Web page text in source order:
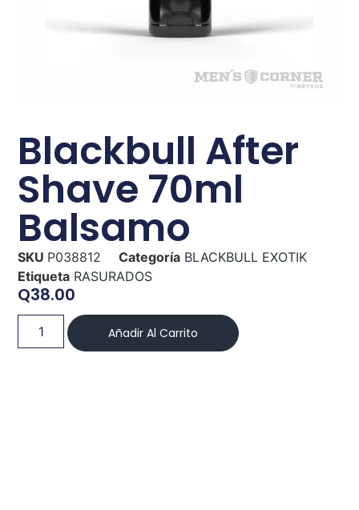
Blackbull After
Shave 70ml
Balsamo
SKU P038812 Categoría BLACKBULL EXOTIK
Etiqueta RASURADOS
Q38.00
Añadir Al Carrito